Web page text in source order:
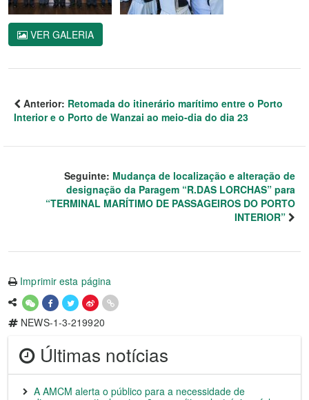
VER GALERIA
Anterior: Retomada do itinerário marítimo entre o Porto
Interior e o Porto de Wanzai ao meio-dia do dia 23
Seguinte: Mudança de localização e alteração de
designação da Paragem “R.DAS LORCHAS” para
“TERMINAL MARÍTIMO DE PASSAGEIROS DO PORTO
INTERIOR”
Imprimir esta página
NEWS-1-3-219920
Últimas notícias
A AMCM alerta o público para a necessidade de